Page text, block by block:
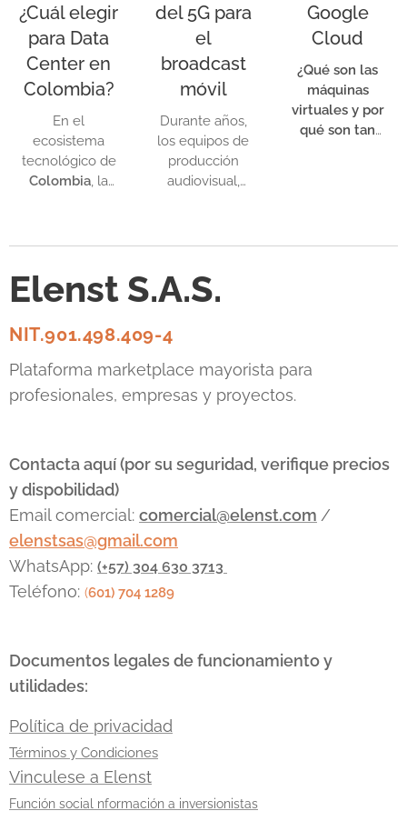
Acompañamiento en proyectos de
ciberseguridad
Cobertura nacional y regional
¿Cuál elegir
para Data
Center en
Colombia?
En el
ecosistema
tecnológico de
Colombia, la
una decisión
crítica que
directamente
en la
los costos
gigantes
dominan el
mercado:
Cisco,
el líder histórico
con un
ecosistema
robusto, y
Arista
centrado en la...
del 5G para
el
broadcast
móvil
Durante años,
los equipos de
producción
audiovisual,
transmisiones
en vivo
una solución
poco práctica:
transportar
varios
de una
propia tarjeta
SIM de un
operador
el objetivo de
evitar caídas...
Google
Cloud
¿Qué son las
máquinas
virtuales y por
qué son tan
Elenst S.A.S.
NIT.901.498.409-4
Plataforma marketplace mayorista para
profesionales, empresas y proyectos.
Contacta aquí (por su seguridad, verifique precios
y dispobilidad)
Email comercial: comercial@elenst.com /
elenstsas@gmail.com
WhatsApp: (+57) 304 630 3713
Teléfono: (601) 704 1289
Documentos legales de funcionamiento y
utilidades:
Política de privacidad
Términos y Condiciones
Vinculese a Elenst
Función social nformación a inversionistas